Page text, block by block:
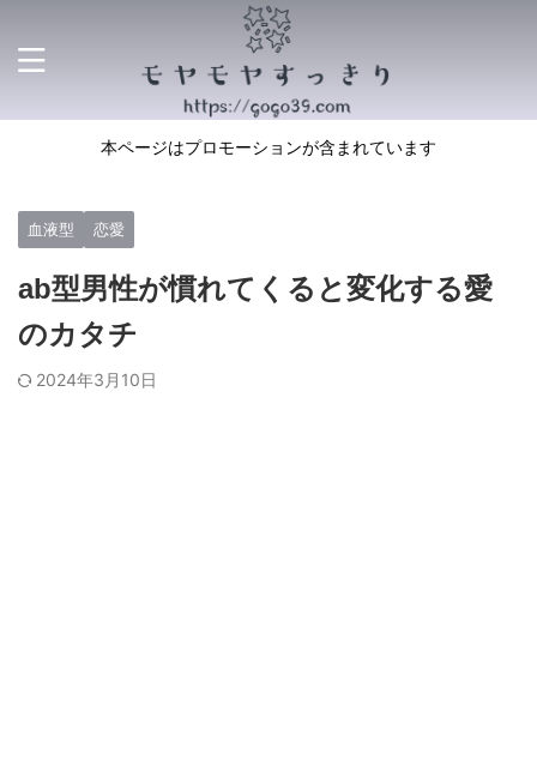
本ページはプロモーションが含まれています
血液型 恋愛
ab型男性が慣れてくると変化する愛
のカタチ
2024年3月10日